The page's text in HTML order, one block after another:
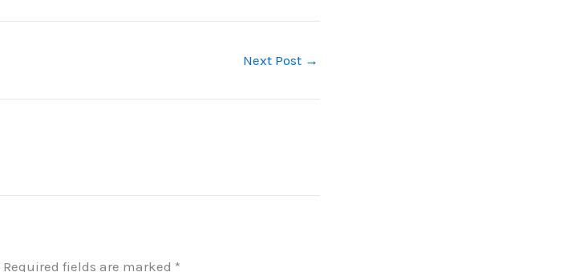
Next Post →
Required fields are marked *